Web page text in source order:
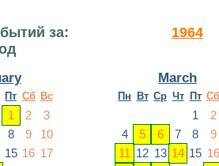
за:
1964
Пт Сб Вс
1 2
3
8 9
10
15 16 17
March
Пн Вт Ср Чт Пт Сб
1 2
4
5 6 7 8 9
11 12 13 14 15 16